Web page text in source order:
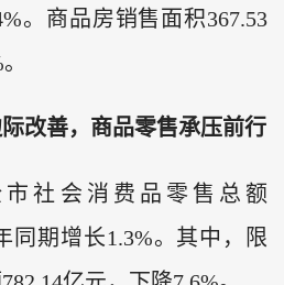
。商品房销售面积367.53
改善，商品零售承压前行
社会消费品零售总额
同期增长1.3%。其中，限